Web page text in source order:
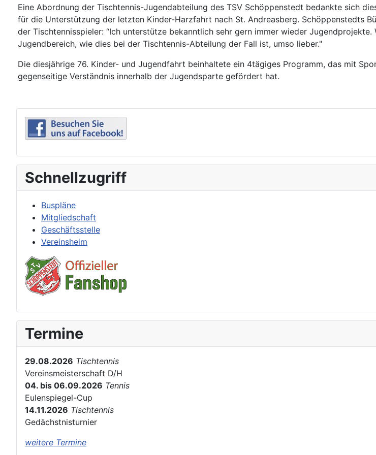
Eine Abordnung der Tischtennis-Jugendabteilung des TSV Schöppenstedt bedankte sich
für die Unterstützung der letzten Kinder-Harzfahrt nach St. Andreasberg. Schöppenstedts
der Tischtennisspieler: “Ich unterstütze bekanntlich sehr gern immer wieder
Jugendbereich, wie dies bei der Tischtennis-Abteilung der Fall ist, umso lieber."
Die diesjährige 76. Kinder- und Jugendfahrt beinhaltete ein 4tägiges Programm, das mit
gegenseitige Verständnis innerhalb der Jugendsparte gefördert hat.
Schnellzugriff
Buspläne
Mitgliedschaft
Geschäftsstelle
Vereinsheim
Termine
29.08.2026 Tischtennis
Vereinsmeisterschaft D/H
04. bis 06.09.2026 Tennis
Eulenspiegel-Cup
14.11.2026 Tischtennis
Gedächstnisturnier
weitere Termine